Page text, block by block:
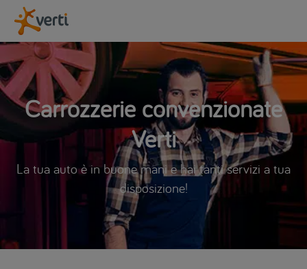
Carrozzerie convenzionate
Verti
La tua auto è in buone mani e hai tanti servizi a tua
disposizione!